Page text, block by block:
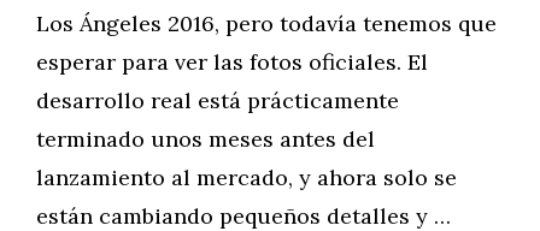
Los Ángeles 2016, pero todavía tenemos que
esperar para ver las fotos oficiales. El
desarrollo real está prácticamente
terminado unos meses antes del
lanzamiento al mercado, y ahora solo se
están cambiando pequeños detalles y …